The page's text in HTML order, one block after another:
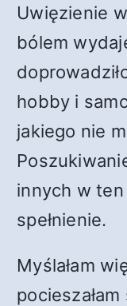
Uwięzienie
bólem
hobby i
jakiego nie
innych w
spełnienie.
Myślałam